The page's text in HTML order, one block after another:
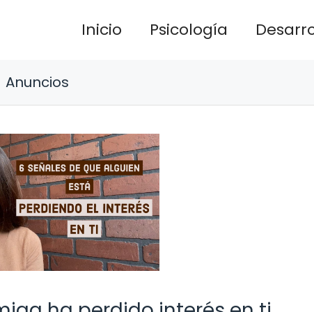
Inicio Psicología
Anuncios